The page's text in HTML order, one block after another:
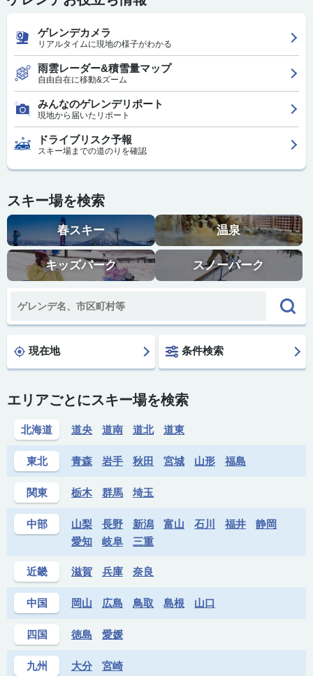
ゲレンデカメラ
リアルタイムに現地の様子がわかる
雨雲レーダー&積雪量マップ
自由自在に移動&ズーム
みんなのゲレンデリポート
現地から届いたリポート
ドライブリスク予報
スキー場までの道のりを確認
スキー場を検索
春スキー 温泉
キッズパーク スノーパーク
現在地 条件検索
エリアごとにスキー場を検索
北海道 道央 道南 道北 道東
東北 青森 岩手 秋田 宮城 山形 福島
関東 栃木 群馬 埼玉
中部 山梨 長野 新潟 富山 石川 福井
静岡
愛知
岐阜 三重
近畿 滋賀 兵庫 奈良
中国 岡山 広島 鳥取 島根 山口
四国 徳島 愛媛
九州 大分 宮崎